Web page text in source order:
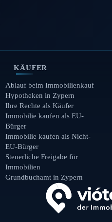
KÄUFER
Ablauf beim Immobilienkauf
Hypotheken in Zypern
Ihre Rechte als Käufer
Immobilie kaufen als EU-
Bürger
Immobilie kaufen als Nicht-
EU-Bürger
Steuerliche Freigabe für
Immobilien
Grundbuchamt in Zypern